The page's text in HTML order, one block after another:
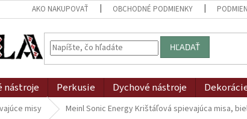
AKO NAKUPOVAŤ OBCHODNÉ PODMIENKY
HĽADAŤ
nástroje Perkusie Dychové nástroje
misy Meinl Sonic Energy Krištáľová spievajúca misa,